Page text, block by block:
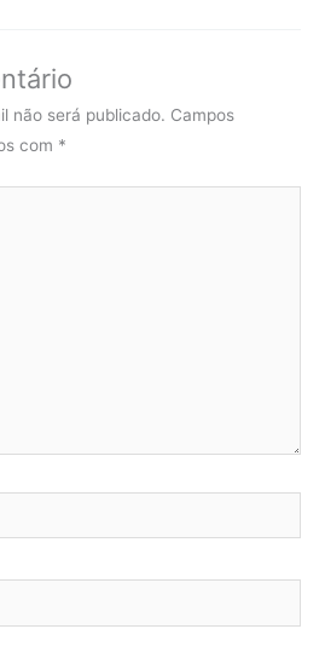
não será publicado. Campos
com *